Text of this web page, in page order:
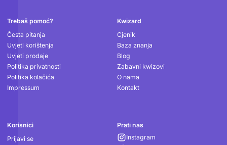
Podnožje
Trebaš pomoć?
Česta pitanja
Uvjeti korištenja
Uvjeti prodaje
Politika privatnosti
Politika kolačića
Impressum
Kwizard
Cjenik
Baza znanja
Blog
Zabavni kwizovi
O nama
Kontakt
Korisnici
Prijavi se
Prati nas
Instagram